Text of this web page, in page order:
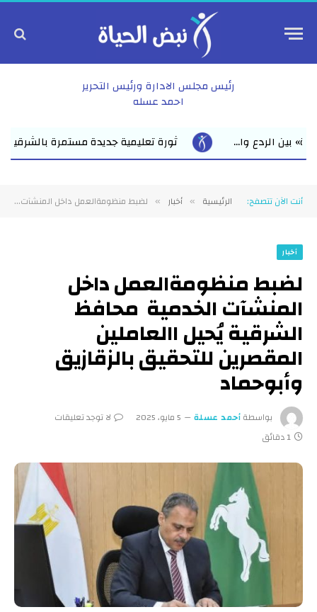
رئيس مجلس الادارة ورئيس التحرير
احمد عسله
بالشرقية 6 مدارس ثانوية تدخل الخدمة في يوم واحد الخدمة التعليمية حتى باب ا...
أنت الآن تتصفح: الرئيسية » أخبار » لضبط منظومةالعمل داخل المنشآت الخدمية محافظ الشرقية يُحيل االعاملين المقصرين للتحقيق بالزقازيق وأبوحماد
أخبار
لضبط منظومةالعمل داخل
المنشآت الخدمية محافظ
الشرقية يُحيل االعاملين
المقصرين للتحقيق بالزقازيق
وأبوحماد
بواسطةأحمد عسلة 5 مايو، 2025
لا توجد تعليقات
1 دقائق